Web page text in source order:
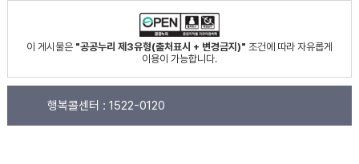
이 게시물은 "공공누리 제3유형(출처표시 + 변경금지)" 조건에 따라 자유롭게
이용이 가능합니다.
행복콜센터 : 1522-0120